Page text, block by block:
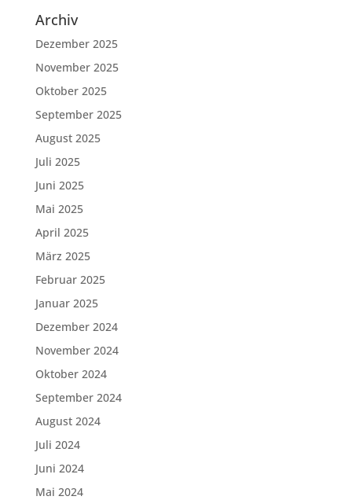
Archiv
Dezember 2025
November 2025
Oktober 2025
September 2025
August 2025
Juli 2025
Juni 2025
Mai 2025
April 2025
März 2025
Februar 2025
Januar 2025
Dezember 2024
November 2024
Oktober 2024
September 2024
August 2024
Juli 2024
Juni 2024
Mai 2024